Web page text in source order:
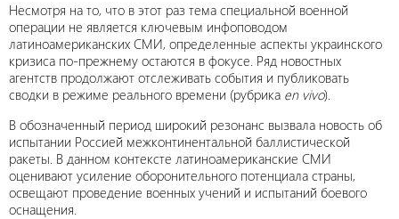
Несмотря на то, что в этот раз тема специальной военной
операции не является ключевым инфоповодом
латиноамериканских СМИ, определенные аспекты украинского
кризиса по-прежнему остаются в фокусе. Ряд новостных
агентств продолжают отслеживать события и публиковать
сводки в режиме реального времени (рубрика en vivo).
В обозначенный период широкий резонанс вызвала новость об
испытании Россией межконтинентальной баллистической
ракеты. В данном контексте латиноамериканские СМИ
оценивают усиление оборонительного потенциала страны,
освещают проведение военных учений и испытаний боевого
оснащения.